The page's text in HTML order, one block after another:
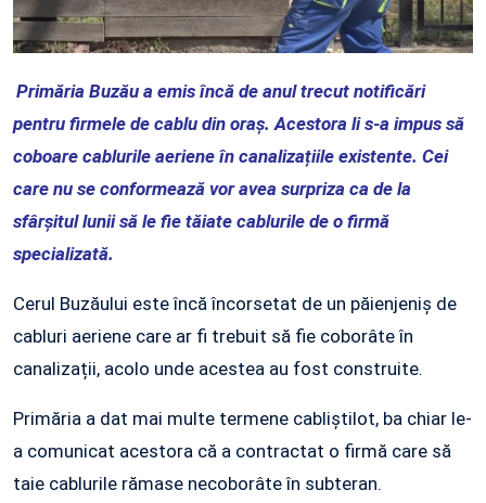
Primăria Buzău a emis încă de anul trecut notificări
pentru firmele de cablu din oraș. Acestora li s-a impus să
coboare cablurile aeriene în canalizațiile existente. Cei
care nu se conformează vor avea surpriza ca de la
sfârșitul lunii să le fie tăiate cablurile de o firmă
specializată.
Cerul Buzăului este încă încorsetat de un păienjeniș de
cabluri aeriene care ar fi trebuit să fie coborâte în
canalizații, acolo unde acestea au fost construite.
Primăria a dat mai multe termene cabliștilot, ba chiar le-
a comunicat acestora că a contractat o firmă care să
taie cablurile rămase necoborâte în subteran.